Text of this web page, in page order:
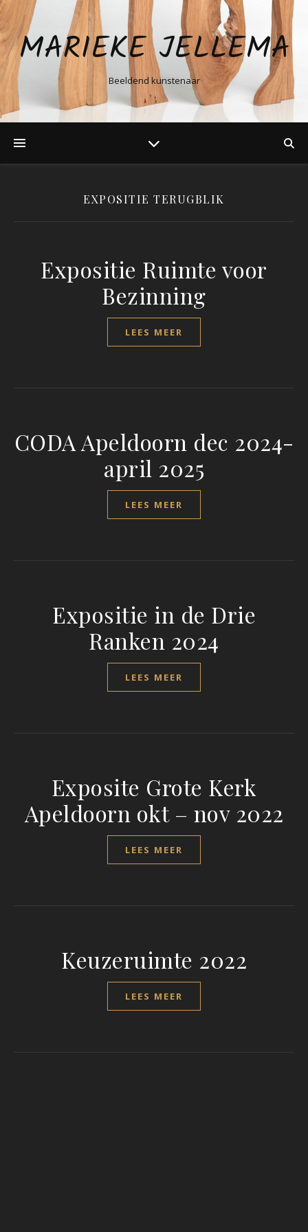
MARIEKE JELLEMA
Beeldend kunstenaar
EXPOSITIE TERUGBLIK
Expositie Ruimte voor
Bezinning
LEES MEER
CODA Apeldoorn dec 2024-
april 2025
LEES MEER
Expositie in de Drie
Ranken 2024
LEES MEER
Exposite Grote Kerk
Apeldoorn okt – nov 2022
LEES MEER
Keuzeruimte 2022
LEES MEER